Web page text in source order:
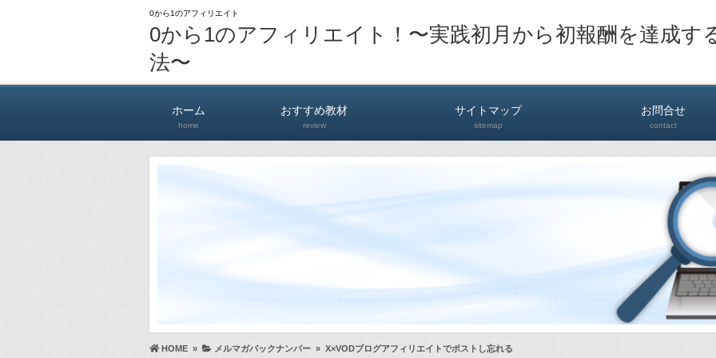
0から1のアフィリエイト
0から1のアフィリエイト！〜実践初月から初報酬を達成す
法〜
ホーム
home
おすすめ教材
review
サイトマップ
sitemap
お問合せ
contact
HOME » メルマガバックナンバー » X×VODブログアフィリエイトでポストし忘れる